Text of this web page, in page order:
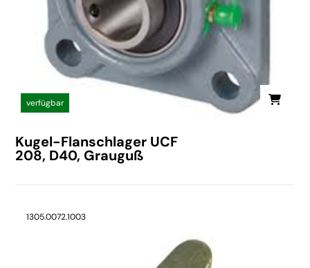
verfügbar
Kugel-Flanschlager UCF
208, D40, Grauguß
1305.0072.1003